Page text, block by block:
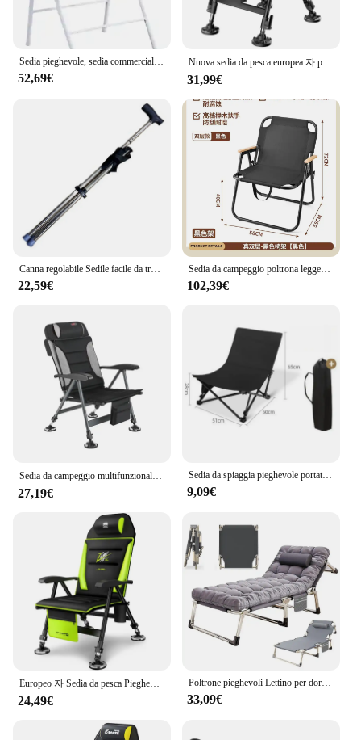
52,69€
Nuova sedia da pesca europea 자 pieghevole 캠핑자 ispessito стулля рыблки Sedia da campeggio portatile 자 к mireля рыблки
31,99€
22,59€
Sedia da campeggio poltrona leggera Picnic all'aperto rilassante pieghevole pieghevole da spiaggia sedie portatili schienale viaggi turistici
102,39€
27,19€
Sedia da spiaggia pieghevole portatile sedia da campeggio leggera per esterni sedia a sdraio regolabile sedie da pesca sedie da giardino per Patio
9,09€
24,49€
Poltrone pieghevoli Lettino per dormire multiangolo regolabile con materasso ispessito Sedia portatile per campeggio esterno con prato sulla spiaggia
33,09€